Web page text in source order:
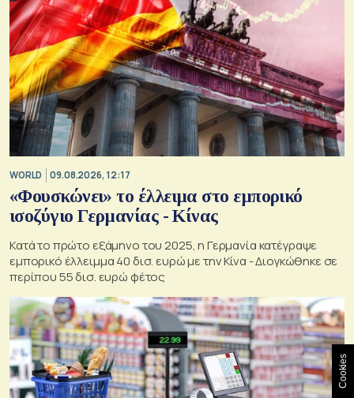
WORLD 09.08.2026, 12:17
«Φουσκώνει» το έλλειμα στο εμπορικό
ισοζύγιο Γερμανίας - Κίνας
Κατά το πρώτο εξάμηνο του 2025, η Γερμανία κατέγραψε
εμπορικό έλλειμμα 40 δισ. ευρώ με την Κίνα - Διογκώθηκε σε
περίπου 55 δισ. ευρώ φέτος
Cookies